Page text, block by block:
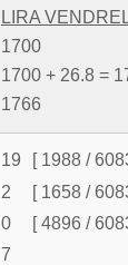
LIRA
1700
1700 + 26.8 =
1766
19
[ 1988 /
2
[ 1658 /
0
[ 4896 /
7